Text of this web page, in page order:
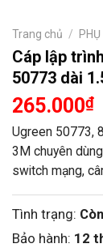
Trang chủ /
Cáp lập
50773 dài
265.000₫
Ugreen 50773,
3M chuyên
switch mạng,
Tình trạng:
Bảo hành: 12